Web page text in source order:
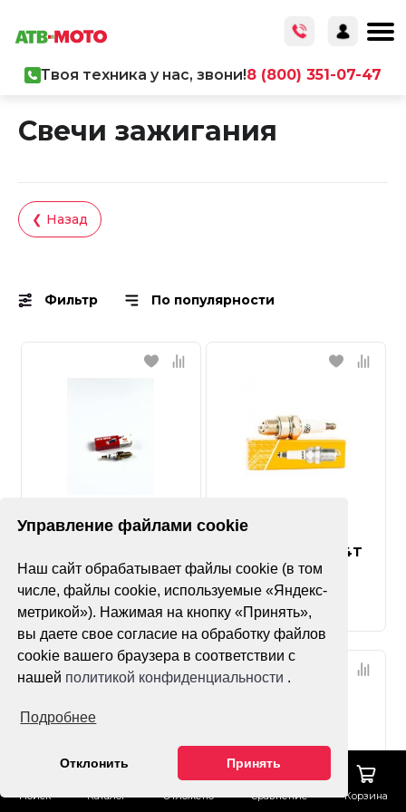
Управление файлами cookie
Наш сайт обрабатывает файлы cookie (в том
числе, файлы cookie, используемые «Яндекс-
метрикой»). Нажимая на кнопку «Принять»,
вы даете свое согласие на обработку файлов
cookie вашего браузера в соответствии с
нашей политикой конфиденциальности .
Подробнее
Отклонить Принять
Поиск Каталог Отложено Сравнение Корзина
Твоя техника у нас, звони!8 (800) 351-07-47
Свечи зажигания
❮ Назад
Фильтр По популярности
D8TC (DR8EA) NRG
Свеча зажигания 4T
A7TC (C7HSA) NRG